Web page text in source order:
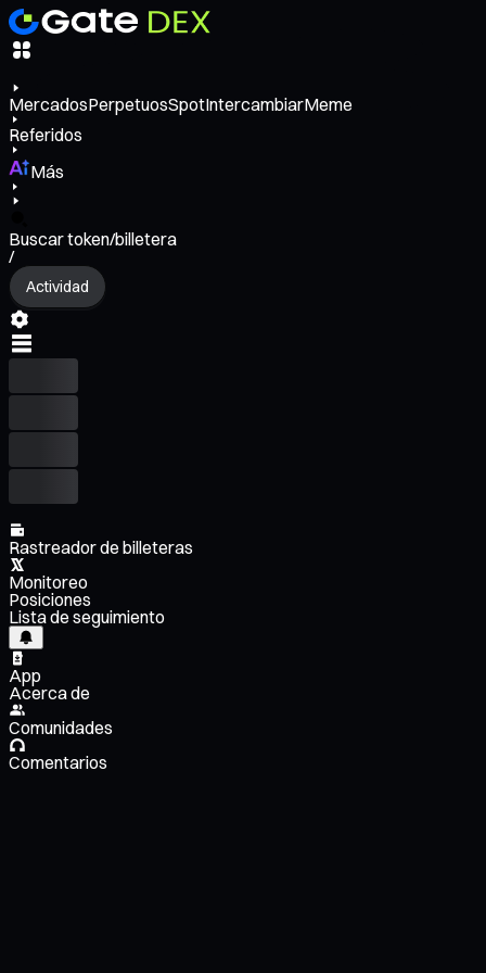
MercadosPerpetuosSpotIntercambiarMeme
Referidos
Más
Buscar token/billetera
/
Actividad
Rastreador de billeteras
Monitoreo
Posiciones
Lista de seguimiento
App
Acerca de
Comunidades
Comentarios